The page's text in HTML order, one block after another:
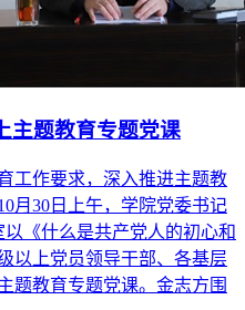
工作要求，深入推进主题教
月30日上午，学院党委书记
《什么是共产党人的初心和
以上党员领导干部、各基层
题教育专题党课。金志方围